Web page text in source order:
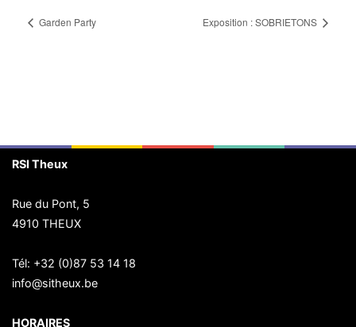
Garden Party Exposition : SOBRIETONS
RSI Theux
Rue du Pont, 5
4910 THEUX
Tél: +32 (0)87 53 14 18
info@sitheux.be
HORAIRES